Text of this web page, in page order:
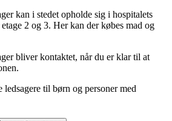
kan i stedet opholde sig i hospitalets
2 og 3. Her kan der købes mad og
bliver kontaktet, når du er klar til at
til børn og personer med